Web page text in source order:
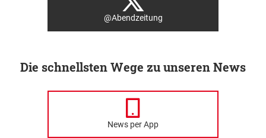
@Abendzeitung
Die schnellsten Wege zu unseren News
News per App